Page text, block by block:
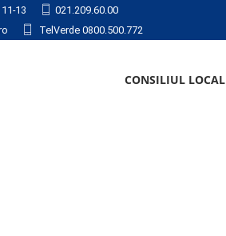
13
021.209.60.00
TelVerde 0800.500.772
CONSILIUL LOCAL